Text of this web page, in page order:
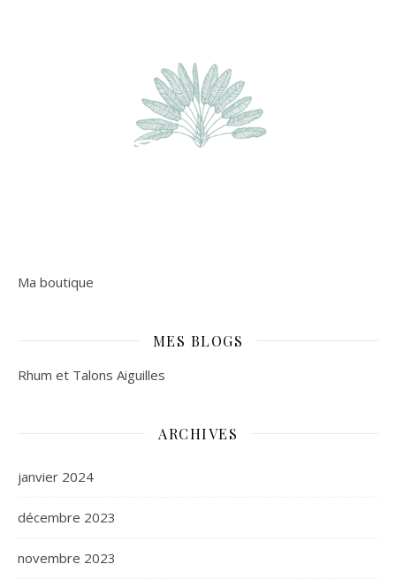
Ma boutique
MES BLOGS
Rhum et Talons Aiguilles
ARCHIVES
janvier 2024
décembre 2023
novembre 2023